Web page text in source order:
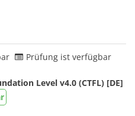
Prüfung ist verfügbar
Level v4.0 (CTFL) [DE]